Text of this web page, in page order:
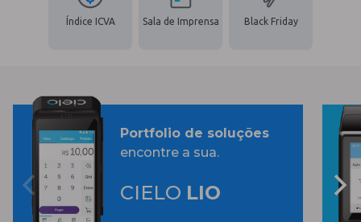
Índice ICVA Sala de Imprensa Black Friday
Portfolio de soluções
encontre a sua.
CIELO LIO